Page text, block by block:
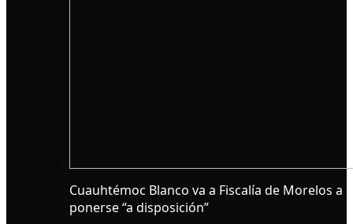
Cuauhtémoc Blanco va a Fiscalía de Morelos a
ponerse “a disposición”